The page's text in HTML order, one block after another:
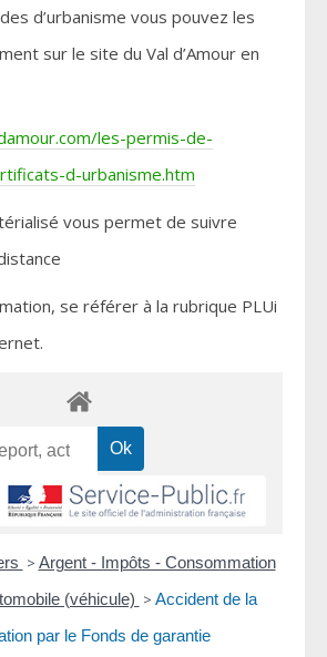
d’urbanisme vous pouvez les
sur le site du Val d’Amour en
les-permis-de-
d-urbanisme.htm
vous permet de suivre
se référer à la rubrique PLUi
> Argent - Impôts - Consommation
(véhicule) > Accident de la
par le Fonds de garantie